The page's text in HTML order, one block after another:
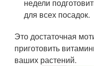
недели
для всех посадок.
Это достаточная
приготовить
ваших растений.